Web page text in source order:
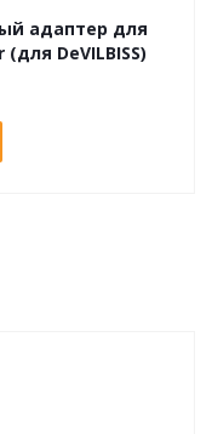
адаптер для
DeVILBISS)